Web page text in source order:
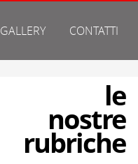
GALLERY CONTATTI
le
nostre
rubriche